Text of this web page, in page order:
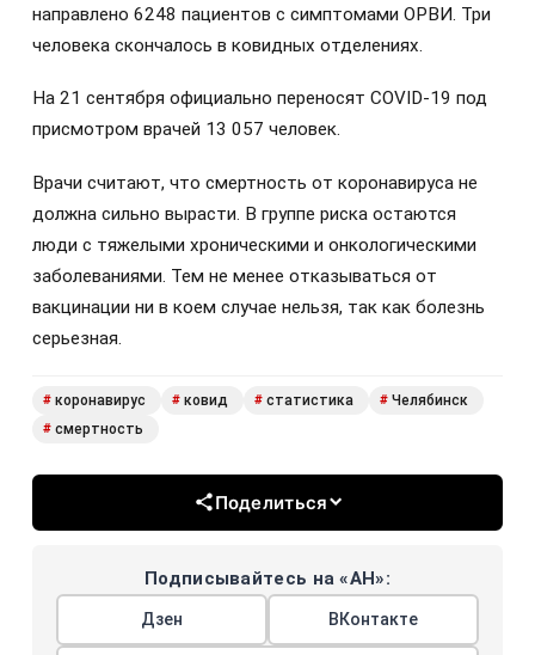
направлено 6248 пациентов с симптомами ОРВИ. Три
человека скончалось в ковидных отделениях.
На 21 сентября официально переносят COVID-19 под
присмотром врачей 13 057 человек.
Врачи считают, что смертность от коронавируса не
должна сильно вырасти. В группе риска остаются
люди с тяжелыми хроническими и онкологическими
заболеваниями. Тем не менее отказываться от
вакцинации ни в коем случае нельзя, так как болезнь
серьезная.
# коронавирус # ковид # статистика # Челябинск
# смертность
Поделиться
Подписывайтесь на «АН»:
Дзен ВКонтакте